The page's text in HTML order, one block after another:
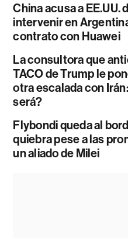
China acusa a EE.UU.
intervenir en
contrato con Huawei
La consultora que
TACO de Trump le
otra escalada con
será?
Flybondi queda al
quiebra pese a las
un aliado de Milei